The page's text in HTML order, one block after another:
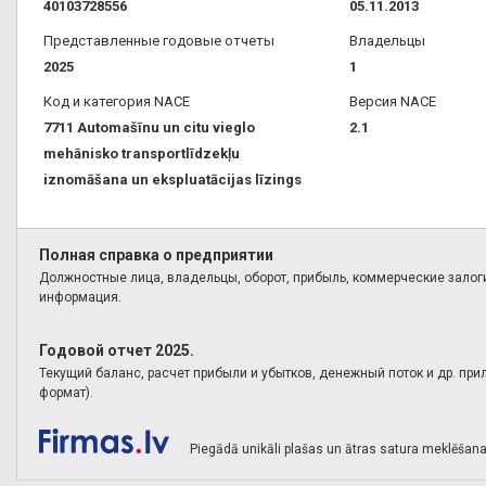
40103728556
05.11.2013
Представленные годовые отчеты
2025
Владельцы
1
Код и категория NACE
7711 Automašīnu un citu vieglo
mehānisko transportlīdzekļu
iznomāšana un ekspluatācijas līzings
Версия NACE
2.1
Полная справка о предприятии
Должностные лица, владельцы, оборот, прибыль, коммерческие
информация.
Годовой отчет 2025.
Текущий баланс, расчет прибыли и убытков, денежный поток и др.
формат).
Piegādā unikāli plašas un ātras satura